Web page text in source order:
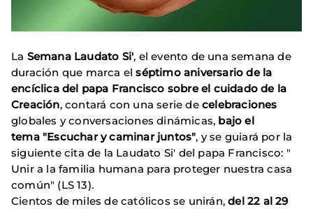
La Semana Laudato Si', el evento de una semana de
duración que marca elséptimo aniversario de la
encíclica del papa Francisco sobre el cuidado de la
Creación, contará con una serie decelebraciones
globales y conversaciones dinámicas, bajo el
tema "Escuchar y caminar juntos", y se guiará por la
siguiente cita de la Laudato Si' del papa Francisco: "
Unir a la familia humana para proteger nuestra casa
común" (LS 13).
Cientos de miles de católicos se unirán,del 22 al 29